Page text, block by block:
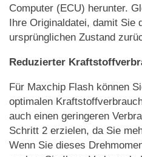
Computer (ECU) herunter.
Ihre Originaldatei, damit Sie
ursprünglichen Zustand
Reduzierter
Für Maxchip Flash können
optimalen
auch einen geringeren
Schritt 2 erzielen, da Sie
Wenn Sie dieses